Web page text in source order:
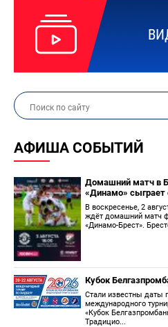
АФИША СОБЫТИЙ
Домашний матч в
«Динамо» сыграет
В воскресенье, 2
ждёт домашний матч
«Динамо-Брест».
Кубок
Стали известны даты
международного
«Кубок
Традицио...